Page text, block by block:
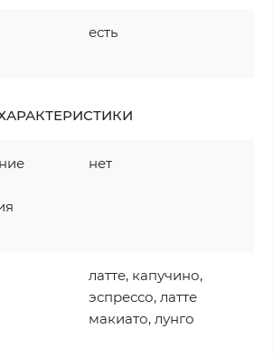
есть
нет
латте, капучино,
эспрессо, латте
макиато, лунго